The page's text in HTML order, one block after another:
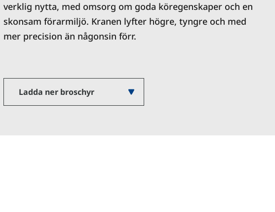
verklig nytta, med omsorg om goda köregenskaper och en
skonsam förarmiljö. Kranen lyfter högre, tyngre och med
mer precision än någonsin förr.
Ladda ner broschyr